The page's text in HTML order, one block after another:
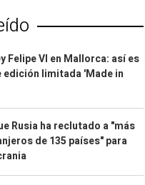
Felipe VI en Mallorca: así es
edición limitada 'Made in
Rusia ha reclutado a "más
de 135 países" para